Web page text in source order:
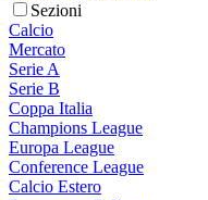
Sezioni
Calcio
Mercato
Serie A
Serie B
Coppa Italia
Champions League
Europa League
Conference League
Calcio Estero